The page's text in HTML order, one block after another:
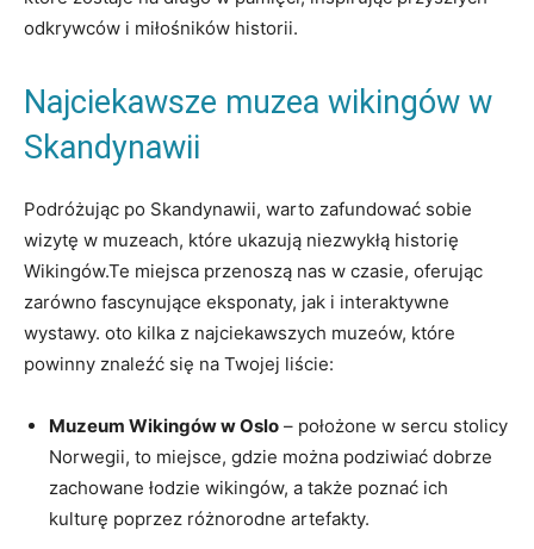
odkrywców i miłośników historii.
Najciekawsze muzea wikingów w
Skandynawii
Podróżując po Skandynawii, warto zafundować sobie
wizytę w muzeach, które ukazują niezwykłą historię
Wikingów.Te miejsca przenoszą nas w czasie, oferując
zarówno fascynujące eksponaty, jak i interaktywne
wystawy. oto kilka z najciekawszych muzeów, które
powinny znaleźć się na Twojej liście:
Muzeum Wikingów w Oslo – położone w sercu stolicy
Norwegii, to miejsce, gdzie można podziwiać dobrze
zachowane łodzie wikingów, a także poznać ich
kulturę poprzez różnorodne artefakty.